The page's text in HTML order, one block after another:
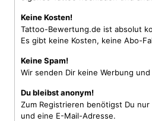
Keine Kosten!
Tattoo-Bewertung.de ist absolut
Es gibt keine Kosten, keine Abo-
Keine Spam!
Wir senden Dir keine Werbung
Du bleibst anonym!
Zum Registrieren benötigst Du
und eine E-Mail-Adresse.